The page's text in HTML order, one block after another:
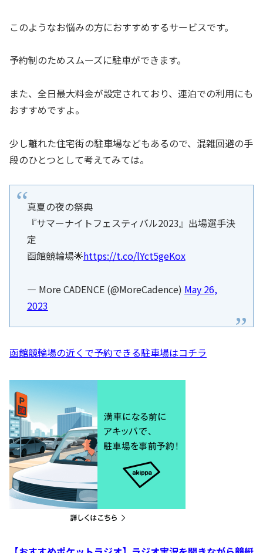
このようなお悩みの方におすすめするサービスです。
予約制のためスムーズに駐車ができます。
また、全日最大料金が設定されており、連泊での利用にも
おすすめですよ。
少し離れた住宅街の駐車場などもあるので、混雑回避の手
段のひとつとして考えてみては。
真夏の夜の祭典
『サマーナイトフェスティバル2023』出場選手決
定
函館競輪場🌟https://t.co/lYct5geKox
— More CADENCE (@MoreCadence) May 26,
2023
函館競輪場の近くで予約できる駐車場はコチラ